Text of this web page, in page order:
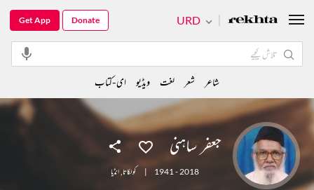
جعفر ساہنی
1941 - 2018
| کولکاتا,انڈیا
URD
Get App Donate
شاعر شعر لغت ویڈیو ای-کتاب